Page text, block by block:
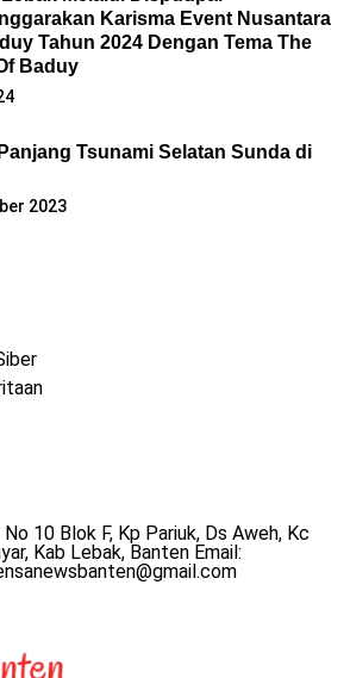
Karisma Event Nusantara
Tahun 2024 Dengan Tema The
Baduy
Tsunami Selatan Sunda di
2023
10 Blok F, Kp Pariuk, Ds Aweh, Kc
Kab Lebak, Banten Email: